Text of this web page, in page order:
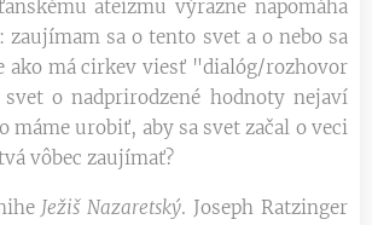
ateizmu výrazne napomáha
sa o tento svet a o nebo sa
ako má cirkev viesť "dialóg/rozhovor
o nadprirodzené hodnoty nejaví
máme urobiť, aby sa svet začal o veci
vôbec zaujímať?
Ježiš Nazaretský. Joseph Ratzinger